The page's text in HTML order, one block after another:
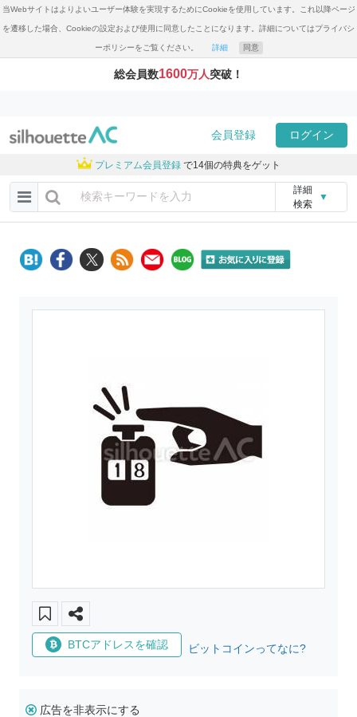
当Webサイトはよりよいユーザー体験を実現するためにCookieを使用しています。これ以降ページ
を遷移した場合、Cookieの設定および使用に同意したことになります。詳細についてはプライバシ
ーポリシーをご覧ください。 詳細 同意
総会員数1600万人突破！
会員登録 ログイン
プレミアム会員登録 で14個の特典をゲット
詳細
検索
▼
BTCアドレスを確認 ビットコインってなに?
広告を非表示にする